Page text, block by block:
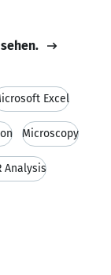
Excel
Microscopy
Analysis